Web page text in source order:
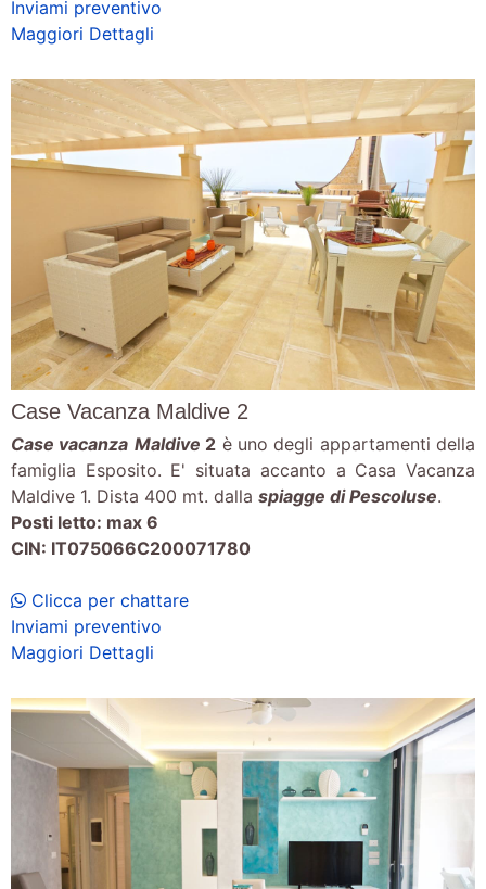
Inviami preventivo
Maggiori Dettagli
Case Vacanza Maldive 2
Case vacanza Maldive 2 è uno degli appartamenti della
famiglia Esposito. E' situata accanto a Casa Vacanza
Maldive 1. Dista 400 mt. dalla spiagge di Pescoluse.
Posti letto: max 6
CIN: IT075066C200071780
Clicca per chattare
Inviami preventivo
Maggiori Dettagli